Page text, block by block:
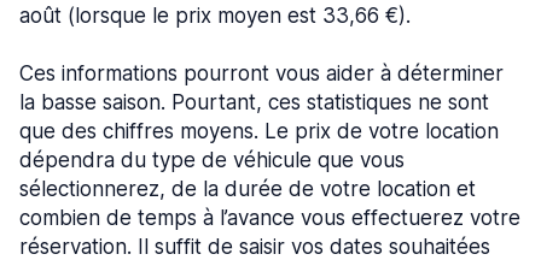
août (lorsque le prix moyen est 33,66 €).
Ces informations pourront vous aider à déterminer
la basse saison. Pourtant, ces statistiques ne sont
que des chiffres moyens. Le prix de votre location
dépendra du type de véhicule que vous
sélectionnerez, de la durée de votre location et
combien de temps à l’avance vous effectuerez votre
réservation. Il suffit de saisir vos dates souhaitées